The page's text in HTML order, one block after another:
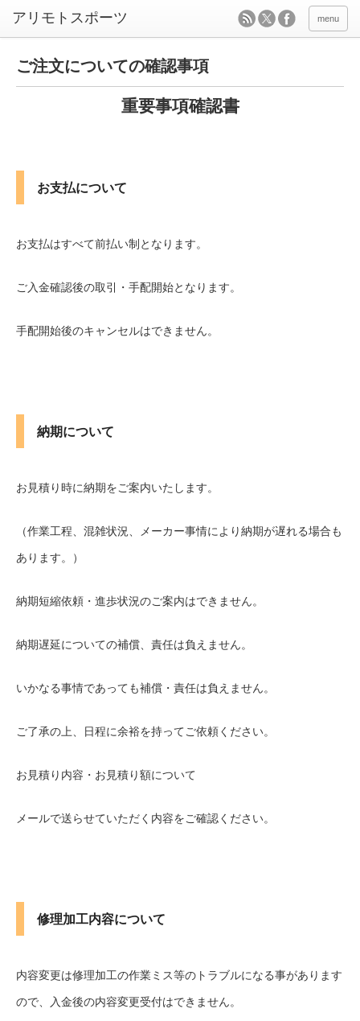
menu
ご注文についての確認事項
重要事項確認書
お支払について
お支払はすべて前払い制となります。
ご入金確認後の取引・手配開始となります。
手配開始後のキャンセルはできません。
納期について
お見積り時に納期をご案内いたします。
（作業工程、混雑状況、メーカー事情により納期が遅れる場合も
あります。）
納期短縮依頼・進歩状況のご案内はできません。
納期遅延についての補償、責任は負えません。
いかなる事情であっても補償・責任は負えません。
ご了承の上、日程に余裕を持ってご依頼ください。
お見積り内容・お見積り額について
メールで送らせていただく内容をご確認ください。
修理加工内容について
内容変更は修理加工の作業ミス等のトラブルになる事があります
ので、入金後の内容変更受付はできません。